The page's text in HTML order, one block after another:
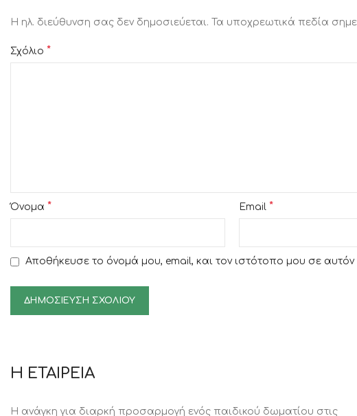
Η ηλ. διεύθυνση σας δεν δημοσιεύεται. Τα υποχρεωτικά πεδία
Σχόλιο *
Όνομα * Email *
Αποθήκευσε το όνομά μου, email, και τον ιστότοπο μου σε
Η ΕΤΑΙΡΕΙΑ
Η ανάγκη για διαρκή προσαρμογή ενός παιδικού δωματίου στις